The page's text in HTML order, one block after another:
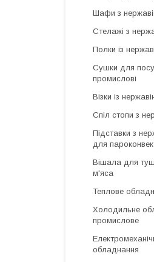
Шафи з
Стелажі з
Полки із
Сушки для
промислові
Візки із
Спіл стопи з
Підставки з
для
Вішала для
м'яса
Теплове
Холодильне
промислове
обладнання